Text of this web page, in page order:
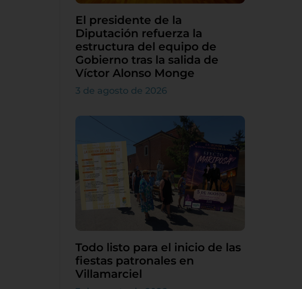
El presidente de la
Diputación refuerza la
estructura del equipo de
Gobierno tras la salida de
Víctor Alonso Monge
3 de agosto de 2026
Todo listo para el inicio de las
fiestas patronales en
Villamarciel